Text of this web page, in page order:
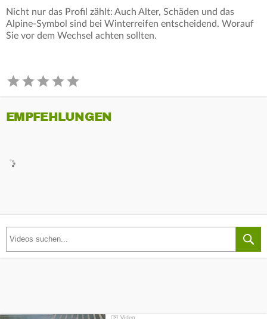
Nicht nur das Profil zählt: Auch Alter, Schäden und das
Alpine-Symbol sind bei Winterreifen entscheidend. Worauf
Sie vor dem Wechsel achten sollten.
EMPFEHLUNGEN